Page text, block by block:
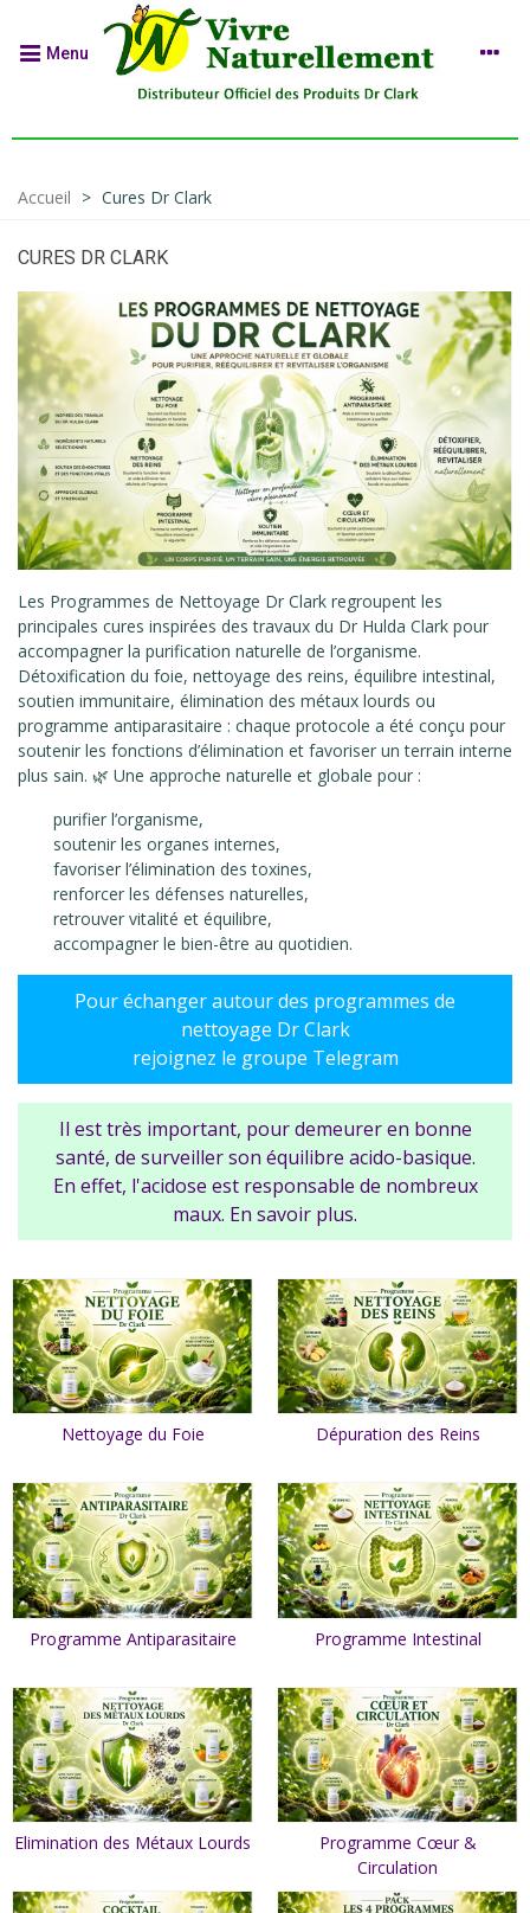
Menu
Accueil > Cures Dr Clark
CURES DR CLARK
Les Programmes de Nettoyage Dr Clark regroupent les
principales cures inspirées des travaux du Dr Hulda Clark pour
accompagner la purification naturelle de l’organisme.
Détoxification du foie, nettoyage des reins, équilibre intestinal,
soutien immunitaire, élimination des métaux lourds ou
programme antiparasitaire : chaque protocole a été conçu pour
soutenir les fonctions d’élimination et favoriser un terrain interne
plus sain. 🌿 Une approche naturelle et globale pour :
purifier l’organisme,
soutenir les organes internes,
favoriser l’élimination des toxines,
renforcer les défenses naturelles,
retrouver vitalité et équilibre,
accompagner le bien-être au quotidien.
Pour échanger autour des programmes de
nettoyage Dr Clark
rejoignez le groupe Telegram
Il est très important, pour demeurer en bonne
santé, de surveiller son équilibre acido-basique.
En effet, l'acidose est responsable de nombreux
maux. En savoir plus.
Nettoyage du Foie Dépuration des Reins
Programme Antiparasitaire Programme Intestinal
Elimination des Métaux Lourds
Programme Cœur &
Circulation